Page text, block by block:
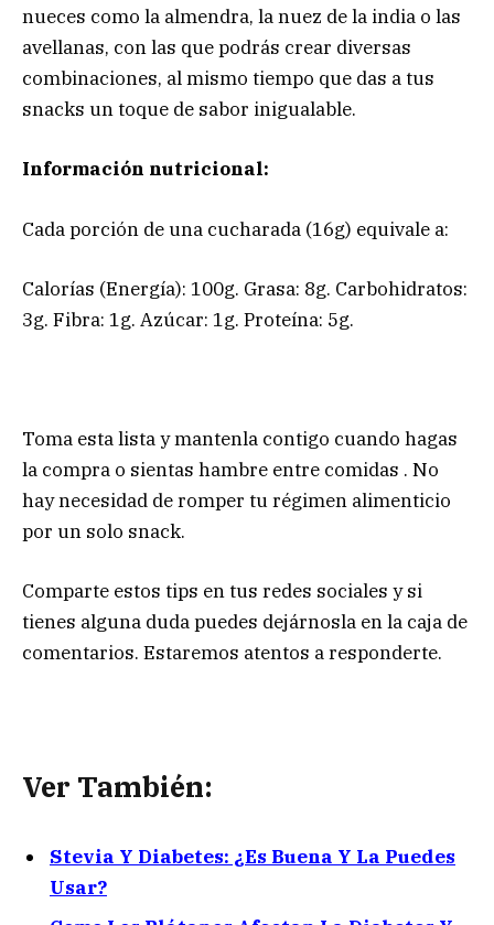
nueces como la almendra, la nuez de la india o las
avellanas, con las que podrás crear diversas
combinaciones, al mismo tiempo que das a tus
snacks un toque de sabor inigualable.
Información nutricional:
Cada porción de una cucharada (16g) equivale a:
Calorías (Energía): 100g. Grasa: 8g. Carbohidratos:
3g. Fibra: 1g. Azúcar: 1g. Proteína: 5g.
Toma esta lista y mantenla contigo cuando hagas
la compra o sientas hambre entre comidas . No
hay necesidad de romper tu régimen alimenticio
por un solo snack.
Comparte estos tips en tus redes sociales y si
tienes alguna duda puedes dejárnosla en la caja de
comentarios. Estaremos atentos a responderte.
Ver También:
Stevia Y Diabetes: ¿Es Buena Y La Puedes
Usar?